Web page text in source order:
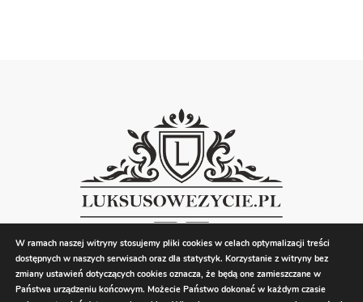
W ramach naszej witryny stosujemy pliki cookies w celach optymalizacji treści
dostępnych w naszych serwisach oraz dla statystyk. Korzystanie z witryny bez
zmiany ustawień dotyczących cookies oznacza, że będą one zamieszczane w
Państwa urządzeniu końcowym. Możecie Państwo dokonać w każdym czasie